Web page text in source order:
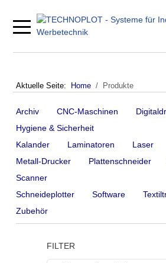
Mobile Menu Toggle
Aktuelle Seite: Home Produkte
Archiv CNC-Maschinen
Hygiene & Sicherheit
Kalander
Laminatoren Laser
Metall-Drucker
Plattenschneider
Scanner
Schneideplotter
Software
Zubehör
FILTER